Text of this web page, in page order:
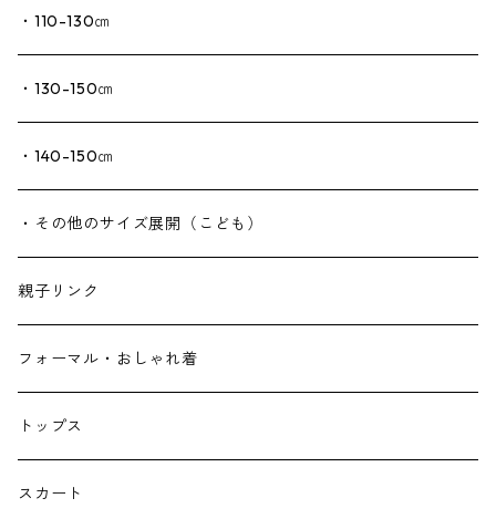
・110-130㎝
・130-150㎝
・140-150㎝
・その他のサイズ展開（こども）
親子リンク
フォーマル・おしゃれ着
トップス
スカート